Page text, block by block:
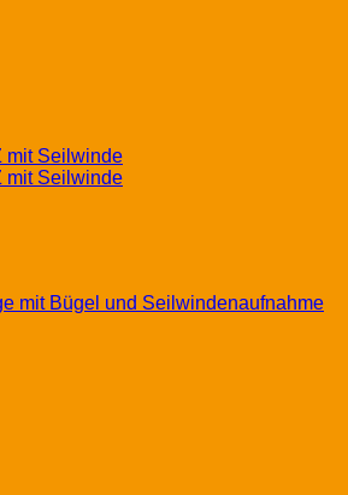
mit Bügel und Seilwindenaufnahme